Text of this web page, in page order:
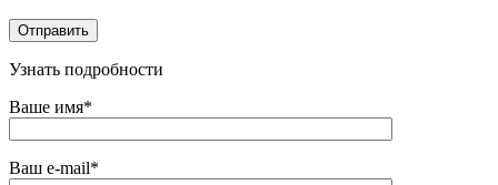
Узнать подробности
Ваше имя*
Ваш e-mail*